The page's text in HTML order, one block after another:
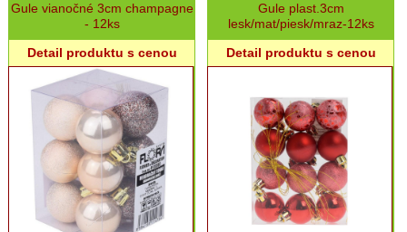
Gule vianočné 3cm champagne
- 12ks
Detail produktu s cenou
Gule plast.3cm
lesk/mat/piesk/mraz-12ks
Detail produktu s cenou